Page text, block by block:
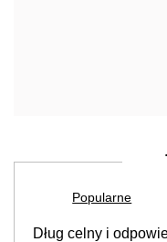
Popularne
Dług celny i